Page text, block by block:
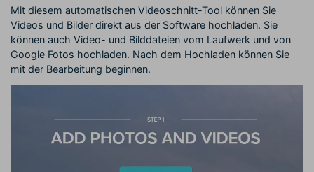
Mit diesem automatischen Videoschnitt-Tool können Sie
Videos und Bilder direkt aus der Software hochladen. Sie
können auch Video- und Bilddateien vom Laufwerk und von
Google Fotos hochladen. Nach dem Hochladen können Sie
mit der Bearbeitung beginnen.